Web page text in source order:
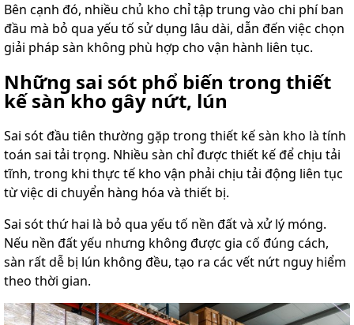
Bên cạnh đó, nhiều chủ kho chỉ tập trung vào chi phí ban
đầu mà bỏ qua yếu tố sử dụng lâu dài, dẫn đến việc chọn
giải pháp sàn không phù hợp cho vận hành liên tục.
Những sai sót phổ biến trong thiết
kế sàn kho gây nứt, lún
Sai sót đầu tiên thường gặp trong thiết kế sàn kho là tính
toán sai tải trọng. Nhiều sàn chỉ được thiết kế để chịu tải
tĩnh, trong khi thực tế kho vận phải chịu tải động liên tục
từ việc di chuyển hàng hóa và thiết bị.
Sai sót thứ hai là bỏ qua yếu tố nền đất và xử lý móng.
Nếu nền đất yếu nhưng không được gia cố đúng cách,
sàn rất dễ bị lún không đều, tạo ra các vết nứt nguy hiểm
theo thời gian.